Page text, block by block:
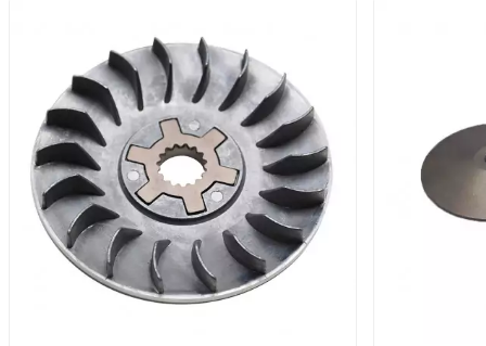
BELGOM
BERING
BETA MOTOS
BETA RACING